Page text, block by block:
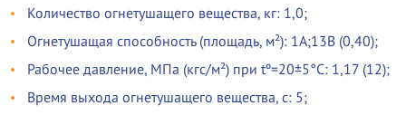
Количество огнетушащего вещества, кг: 1,0;
Огнетушащая способность (площадь, м²): 1А;13В (0,40);
Рабочее давление, МПа (кгс/м²) при tº=20±5°С: 1,17 (12);
Время выхода огнетушащего вещества, с: 5;